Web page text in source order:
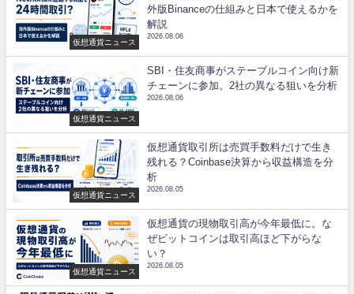
仮想通貨ニュース
外版Binanceの仕組みと日本で使えるかを
解説
2026.08.06
仮想通貨ニュース
SBI・住友商事がステーブルコイン向け新
チェーンに参加。2社の異なる狙いを分析
2026.08.06
仮想通貨ニュース
仮想通貨取引所は売買手数料だけで生き
残れる？Coinbase決算から収益構造を分
析
2026.08.05
仮想通貨ニュース
仮想通貨の現物取引高が今年最低に。な
ぜビットコインは取引高ほど下がらな
い？
2026.08.05